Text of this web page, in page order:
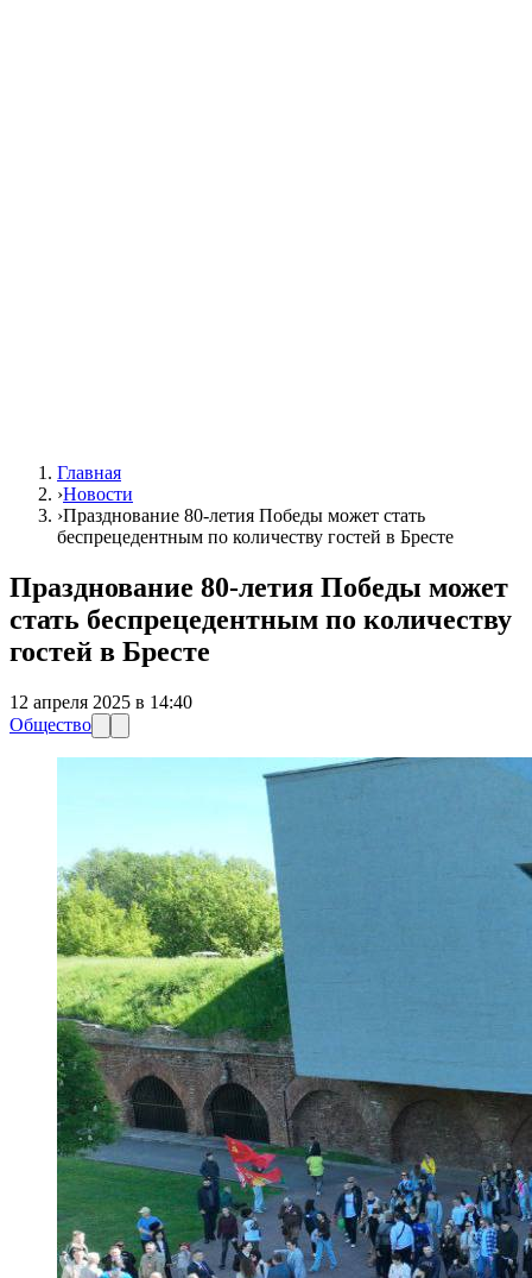
Главная
›Новости
›Празднование 80-летия Победы может стать
беспрецедентным по количеству гостей в Бресте
Празднование 80-летия Победы может
стать беспрецедентным по количеству
гостей в Бресте
12 апреля 2025 в 14:40
Общество